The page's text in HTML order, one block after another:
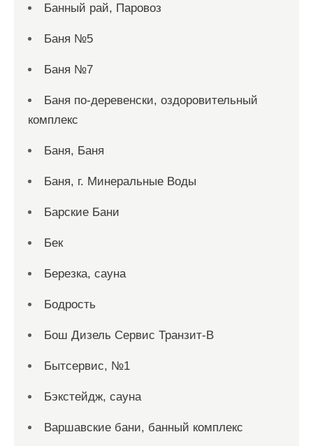
Банный рай, Паровоз
Баня №5
Баня №7
Баня по-деревенски, оздоровительный
комплекс
Баня, Баня
Баня, г. Минеральные Воды
Барские Бани
Бек
Березка, сауна
Бодрость
Бош Дизель Сервис Транзит-В
Бытсервис, №1
Бэкстейдж, сауна
Варшавские бани, банный комплекс